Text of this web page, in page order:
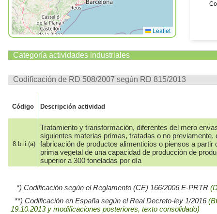
Leaflet
Categoría actividades industriales
Codificación de RD 508/2007 según RD 815/2013
Código Descripción actividad
8.b.ii.(a)
Tratamiento y transformación, diferentes del mero
siguientes materias primas, tratadas o no previamente,
fabricación de productos alimenticios o piensos a partir
prima vegetal de una capacidad de producción de
superior a 300 toneladas por día
*) Codificación según el Reglamento (CE) 166/2006 E-PRTR
**) Codificación en España según el Real Decreto-ley 1/2016
19.10.2013 y modificaciones posteriores, texto consolidado)